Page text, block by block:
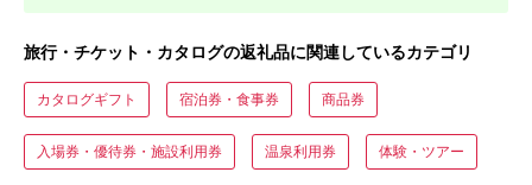
旅行・チケット・カタログの返礼品に関連しているカテゴリ
カタログギフト 宿泊券・食事券 商品券
入場券・優待券・施設利用券 温泉利用券 体験・ツアー